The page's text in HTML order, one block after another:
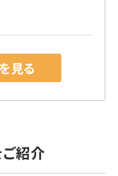
見る
紹介